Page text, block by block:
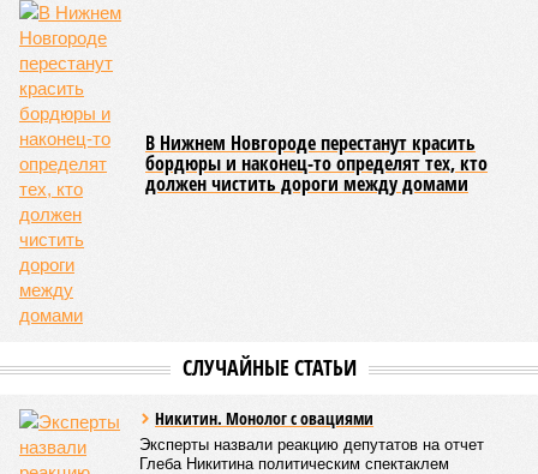
В Нижнем Новгороде перестанут красить
бордюры и наконец-то определят тех, кто
должен чистить дороги между домами
СЛУЧАЙНЫЕ СТАТЬИ
Никитин. Монолог с овациями
Эксперты назвали реакцию депутатов на отчет
Глеба Никитина политическим спектаклем